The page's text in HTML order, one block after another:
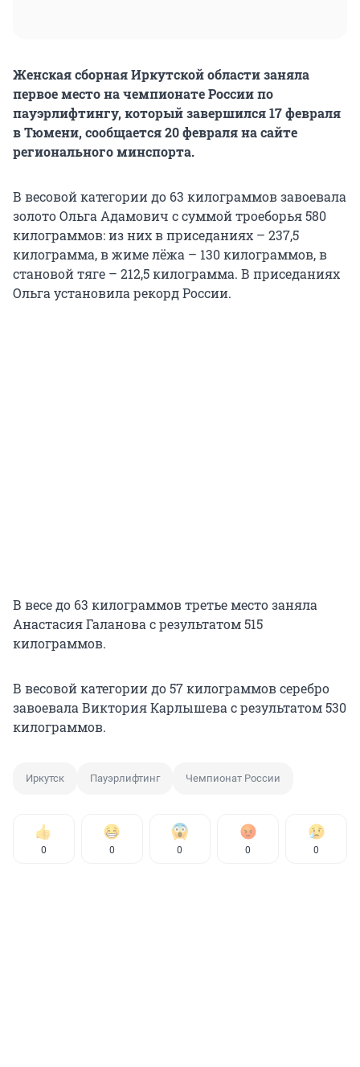
Женская сборная Иркутской области заняла
первое место на чемпионате России по
пауэрлифтингу, который завершился 17 февраля
в Тюмени, сообщается 20 февраля на сайте
регионального минспорта.
В весовой категории до 63 килограммов завоевала
золото Ольга Адамович с суммой троеборья 580
килограммов: из них в приседаниях – 237,5
килограмма, в жиме лёжа – 130 килограммов, в
становой тяге – 212,5 килограмма. В приседаниях
Ольга установила рекорд России.
В весе до 63 килограммов третье место заняла
Анастасия Галанова с результатом 515
килограммов.
В весовой категории до 57 килограммов серебро
завоевала Виктория Карлышева с результатом 530
килограммов.
Иркутск Пауэрлифтинг Чемпионат России
0 0 0 0 0